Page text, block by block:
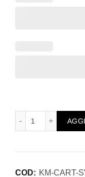
Cartolina
COD: KM-CART-